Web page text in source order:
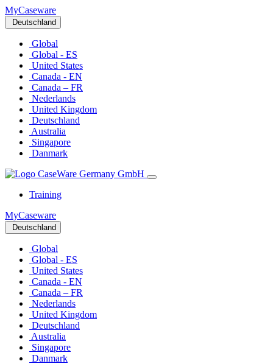
MyCaseware
Deutschland
Global
Global - ES
United States
Canada - EN
Canada – FR
Nederlands
United Kingdom
Deutschland
Australia
Singapore
Danmark
Training
MyCaseware
Deutschland
Global
Global - ES
United States
Canada - EN
Canada – FR
Nederlands
United Kingdom
Deutschland
Australia
Singapore
Danmark